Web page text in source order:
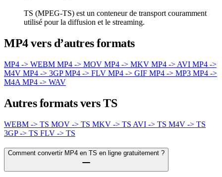
TS (MPEG-TS) est un conteneur de transport couramment
utilisé pour la diffusion et le streaming.
MP4 vers d’autres formats
MP4 -> WEBM MP4 -> MOV MP4 -> MKV MP4 -> AVI MP4 ->
M4V MP4 -> 3GPMP4 -> FLV MP4 -> GIF MP4 -> MP3 MP4 ->
M4A MP4 -> WAV
Autres formats vers TS
WEBM -> TS MOV -> TS MKV -> TS AVI -> TS M4V -> TS
3GP -> TS FLV -> TS
Comment convertir MP4 en TS en ligne gratuitement ?